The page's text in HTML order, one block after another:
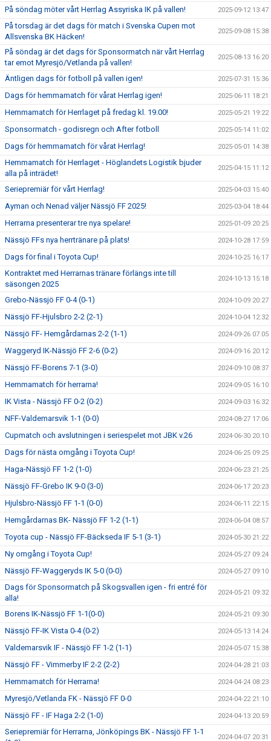
På söndag möter vårt Herrlag Assyriska IK på vallen! 2025-09-12 13:47
På torsdag är det dags för match i Svenska Cupen mot
Allsvenska BK Häcken!
2025-09-08 15:38
På söndag är det dags för Sponsormatch när vårt Herrlag
tar emot Myresjö/Vetlanda på vallen!
2025-08-13 16:20
Äntligen dags för fotboll på vallen igen! 2025-07-31 15:36
Dags för hemmamatch för vårat Herrlag igen! 2025-06-11 18:21
Hemmamatch för Herrlaget på fredag kl. 19.00! 2025-05-21 19:22
Sponsormatch - godisregn och After fotboll 2025-05-14 11:02
Dags för hemmamatch för vårat Herrlag! 2025-05-01 14:38
Hemmamatch för Herrlaget - Höglandets Logistik bjuder
alla på inträdet!
2025-04-15 11:12
Seriepremiär för vårt Herrlag! 2025-04-03 15:40
Ayman och Nenad väljer Nässjö FF 2025! 2025-03-04 18:44
Herrarna presenterar tre nya spelare! 2025-01-09 20:25
Nässjö FFs nya herrtränare på plats! 2024-10-28 17:59
Dags för final i Toyota Cup! 2024-10-25 16:17
Kontraktet med Herrarnas tränare förlängs inte till
säsongen 2025
2024-10-13 15:18
Grebo-Nässjö FF 0-4 (0-1) 2024-10-09 20:27
Nässjö FF-Hjulsbro 2-2 (2-1) 2024-10-04 12:32
Nässjö FF- Hemgårdarnas 2-2 (1-1) 2024-09-26 07:05
Waggeryd IK-Nässjö FF 2-6 (0-2) 2024-09-16 20:12
Nässjö FF-Borens 7-1 (3-0) 2024-09-10 08:37
Hemmamatch för herrarna! 2024-09-05 16:10
IK Vista - Nässjö FF 0-2 (0-2) 2024-09-03 16:32
NFF-Valdemarsvik 1-1 (0-0) 2024-08-27 17:06
Cupmatch och avslutningen i seriespelet mot JBK v.26 2024-06-30 20:10
Dags för nästa omgång i Toyota Cup! 2024-06-25 09:25
Haga-Nässjö FF 1-2 (1-0) 2024-06-23 21:25
Nässjö FF-Grebo IK 9-0 (3-0) 2024-06-17 20:23
Hjulsbro-Nässjö FF 1-1 (0-0) 2024-06-11 22:15
Hemgårdarnas BK- Nässjö FF 1-2 (1-1) 2024-06-04 08:57
Toyota cup - Nässjö FF-Bäckseda IF 5-1 (3-1) 2024-05-30 21:22
Ny omgång i Toyota Cup! 2024-05-27 09:24
Nässjö FF-Waggeryds IK 5-0 (0-0) 2024-05-27 09:10
Dags för Sponsormatch på Skogsvallen igen - fri entré för
alla!
2024-05-21 09:32
Borens IK-Nässjö FF 1-1(0-0) 2024-05-21 09:30
Nässjö FF-IK Vista 0-4 (0-2) 2024-05-13 14:24
Valdemarsvik IF - Nässjö FF 1-2 (1-1) 2024-05-07 15:38
Nässjö FF - Vimmerby IF 2-2 (2-2) 2024-04-28 21:03
Hemmamatch för Herrarna! 2024-04-24 08:23
Myresjö/Vetlanda FK - Nässjö FF 0-0 2024-04-22 21:10
Nässjö FF - IF Haga 2-2 (1-0) 2024-04-13 20:59
Seriepremiär för Herrarna, Jönköpings BK - Nässjö FF 1-1
2024-04-07 20:31